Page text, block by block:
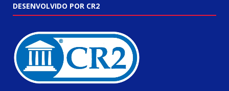
DESENVOLVIDO POR CR2